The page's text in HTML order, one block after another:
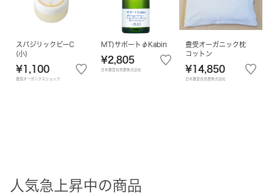
スパジリックビーC
(小)
¥1,100
豊受オーガニクスショップ
MT)サポートφKabin
¥2,805
日本豊受自然農株式会社
豊受オーガニック枕
コットン
¥14,850
日本豊受自然農株式会社
人気急上昇中の商品